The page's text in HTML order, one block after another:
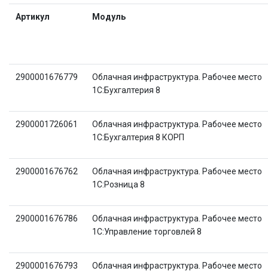
Артикул Модуль
2900001676779
Облачная инфраструктура. Рабочее место
1C:Бухгалтерия 8
2900001726061
Облачная инфраструктура. Рабочее место
1C:Бухгалтерия 8 КОРП
2900001676762
Облачная инфраструктура. Рабочее место
1С:Розница 8
2900001676786
Облачная инфраструктура. Рабочее место
1С:Управление торговлей 8
2900001676793
Облачная инфраструктура. Рабочее место